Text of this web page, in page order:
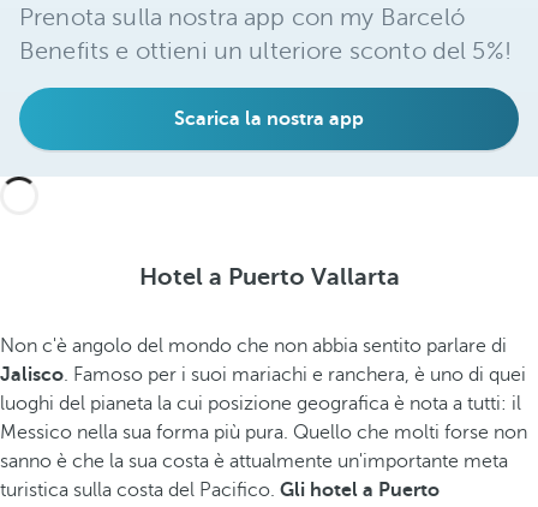
Prenota sulla nostra app con my Barceló
Benefits e ottieni un ulteriore sconto del 5%!
Scarica la nostra app
Hotel a Puerto Vallarta
Non c'è angolo del mondo che non abbia sentito parlare di
Jalisco. Famoso per i suoi mariachi e ranchera, è uno di quei
luoghi del pianeta la cui posizione geografica è nota a tutti: il
Messico nella sua forma più pura. Quello che molti forse non
sanno è che la sua costa è attualmente un'importante meta
turistica sulla costa del Pacifico. Gli hotel a Puerto